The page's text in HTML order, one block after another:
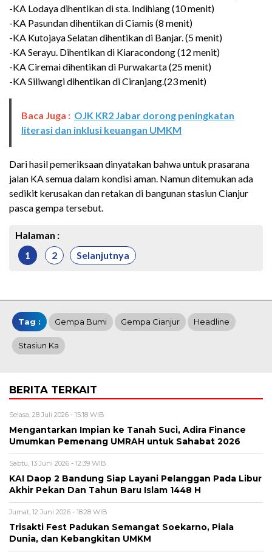
-KA Lodaya dihentikan di sta. Indihiang (10 menit)
-KA Pasundan dihentikan di Ciamis (8 menit)
-KA Kutojaya Selatan dihentikan di Banjar. (5 menit)
-KA Serayu. Dihentikan di Kiaracondong (12 menit)
-KA Ciremai dihentikan di Purwakarta (25 menit)
-KA Siliwangi dihentikan di Ciranjang.(23 menit)
Baca Juga : OJK KR2 Jabar dorong peningkatan
literasi dan inklusi keuangan UMKM
Dari hasil pemeriksaan dinyatakan bahwa untuk prasarana
jalan KA semua dalam kondisi aman. Namun ditemukan ada
sedikit kerusakan dan retakan di bangunan stasiun Cianjur
pasca gempa tersebut.
Halaman :
1
2 Selanjutnya
Tag : Gempa Bumi Gempa Cianjur Headline
Stasiun Ka
BERITA TERKAIT
Selasa, 28 Juli 2026 - 15:18 WIB
Mengantarkan Impian ke Tanah Suci, Adira Finance
Umumkan Pemenang UMRAH untuk Sahabat 2026
Sabtu, 13 Juni 2026 - 12:39 WIB
KAI Daop 2 Bandung Siap Layani Pelanggan Pada Libur
Akhir Pekan Dan Tahun Baru Islam 1448 H
Jumat, 12 Juni 2026 - 18:28 WIB
Trisakti Fest Padukan Semangat Soekarno, Piala
Dunia, dan Kebangkitan UMKM